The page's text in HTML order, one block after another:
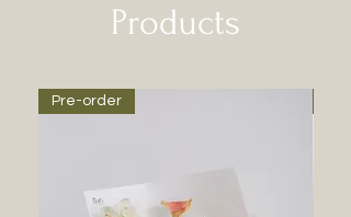
Products
Pre-order